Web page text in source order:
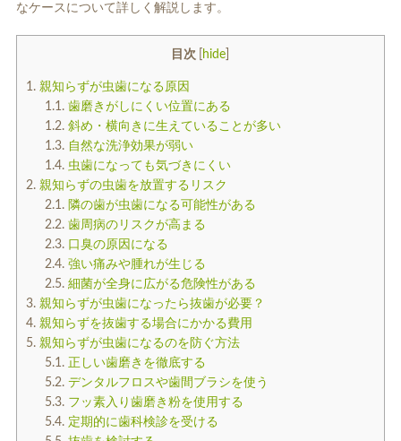
予防歯科 よくある質問
診療時間・アクセス
採用情報
医院からのお知らせ
歯科コラム
なケースについて詳しく解説します。
目次 hide
1.親知らずが虫歯になる原因
1.1.歯磨きがしにくい位置にある
1.2.斜め・横向きに生えていることが多い
1.3.自然な洗浄効果が弱い
1.4.虫歯になっても気づきにくい
2.親知らずの虫歯を放置するリスク
2.1.隣の歯が虫歯になる可能性がある
2.2.歯周病のリスクが高まる
2.3.口臭の原因になる
2.4.強い痛みや腫れが生じる
2.5.細菌が全身に広がる危険性がある
3.親知らずが虫歯になったら抜歯が必要？
4.親知らずを抜歯する場合にかかる費用
5.親知らずが虫歯になるのを防ぐ方法
5.1.正しい歯磨きを徹底する
5.2.デンタルフロスや歯間ブラシを使う
5.3.フッ素入り歯磨き粉を使用する
5.4.定期的に歯科検診を受ける